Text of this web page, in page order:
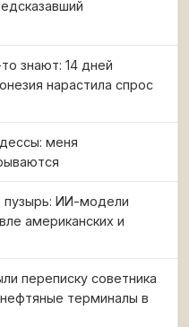
знают: 14 дней
нарастила спрос
меня
пузырь: ИИ-модели
американских и
переписку советника
терминалы в